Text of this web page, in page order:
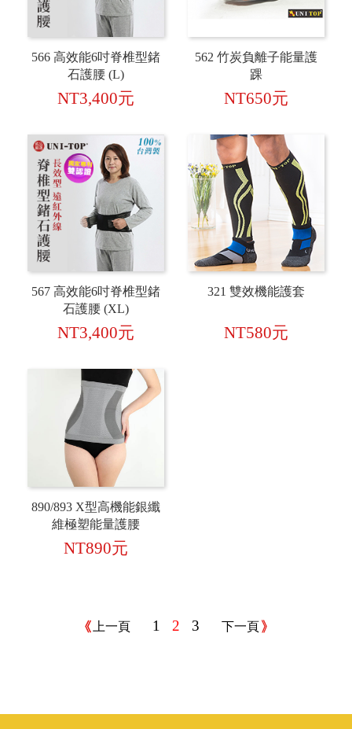
566 高效能6吋脊椎型鍺
石護腰 (L)
NT3,400元
562 竹炭負離子能量護
踝
NT650元
567 高效能6吋脊椎型鍺
石護腰 (XL)
NT3,400元
321 雙效機能護套
NT580元
890/893 X型高機能銀纖
維極塑能量護腰
NT890元
上一頁 1 2 3 下一頁